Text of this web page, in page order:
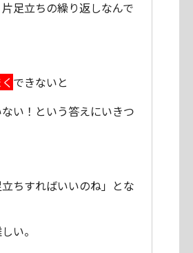
足立ちの繰り返しなんで
できないと
い！という答えにいきつ
ちすればいいのね」とな
い。